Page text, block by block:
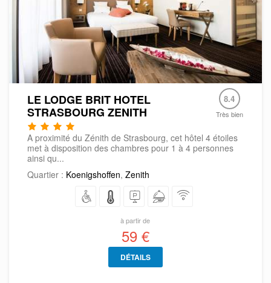
LE LODGE BRIT HOTEL
STRASBOURG ZENITH
8.4
Très bien
A proximité du Zénith de Strasbourg, cet hôtel 4 étoiles
met à disposition des chambres pour 1 à 4 personnes
ainsi qu...
Quartier : Koenigshoffen, Zenith
à partir de
59 €
DÉTAILS